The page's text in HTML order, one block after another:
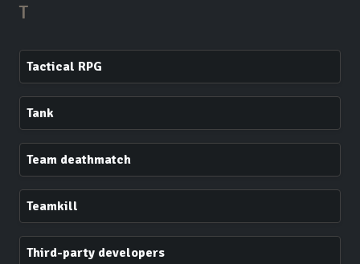
T
Tactical RPG
Tank
Team deathmatch
Teamkill
Third-party developers